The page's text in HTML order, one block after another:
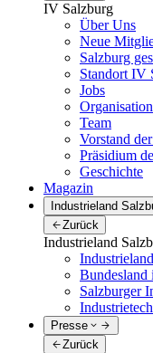
IV Salzburg
Über Uns
Neue
Salzburg
Standort IV
Jobs
Organisation
Team
Vorstand
Präsidium
Geschichte
Magazin
Industrieland
Zurück
Industrieland
Bundesland
Salzburger
Presse
Zurück